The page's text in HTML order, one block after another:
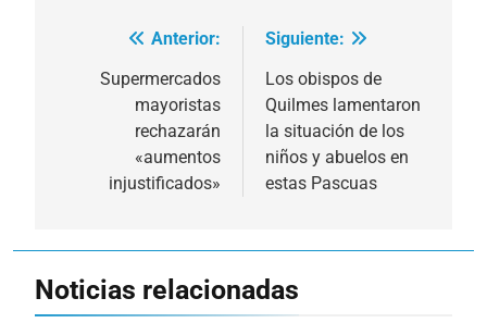
Navegación
entradas
Anterior:
Supermercados
mayoristas
rechazarán
«aumentos
injustificados»
Siguiente:
Los obispos de
Quilmes lamentaron
la situación de los
niños y abuelos en
estas Pascuas
Noticias relacionadas